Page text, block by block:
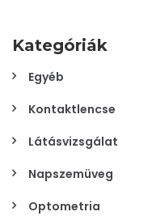
Kategóriák
Egyéb
Kontaktlencse
Látásvizsgálat
Napszemüveg
Optometria